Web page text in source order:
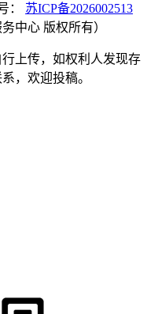
： 苏ICP备2026002513
中心 版权所有）
上传，如权利人发现存
，欢迎投稿。